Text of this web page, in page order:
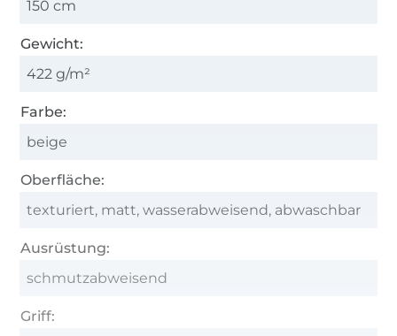
150 cm
Gewicht:
422 g/m²
Farbe:
beige
Oberfläche:
texturiert, matt, wasserabweisend, abwaschbar
Ausrüstung:
schmutzabweisend
Griff: